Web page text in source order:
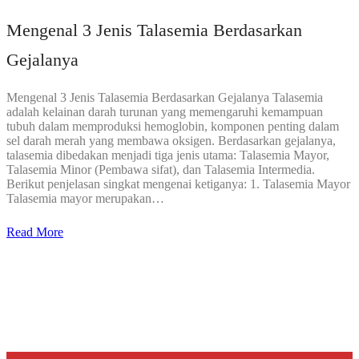
Mengenal 3 Jenis Talasemia Berdasarkan
Gejalanya
Mengenal 3 Jenis Talasemia Berdasarkan Gejalanya Talasemia
adalah kelainan darah turunan yang memengaruhi kemampuan
tubuh dalam memproduksi hemoglobin, komponen penting dalam
sel darah merah yang membawa oksigen. Berdasarkan gejalanya,
talasemia dibedakan menjadi tiga jenis utama: Talasemia Mayor,
Talasemia Minor (Pembawa sifat), dan Talasemia Intermedia.
Berikut penjelasan singkat mengenai ketiganya: 1. Talasemia Mayor
Talasemia mayor merupakan…
Read More